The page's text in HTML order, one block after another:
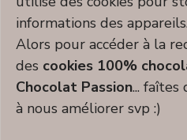
informations des
Alors pour accéder à la
des cookies 100%
Chocolat Passion... faîtes
à nous améliorer svp :)